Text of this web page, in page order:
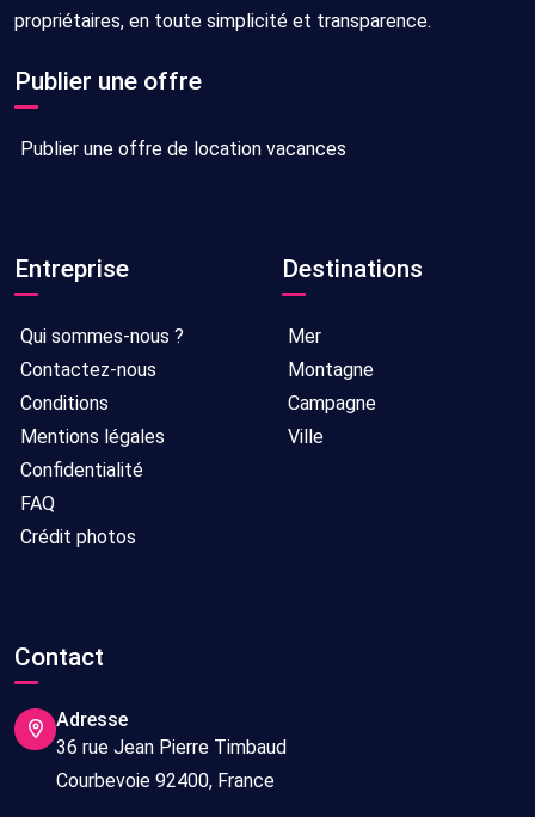
propriétaires, en toute simplicité et transparence.
Publier une offre
Publier une offre de location vacances
Entreprise
Qui sommes-nous ?
Contactez-nous
Conditions
Mentions légales
Confidentialité
FAQ
Crédit photos
Destinations
Mer
Montagne
Campagne
Ville
Contact
Adresse
36 rue Jean Pierre Timbaud
Courbevoie 92400, France